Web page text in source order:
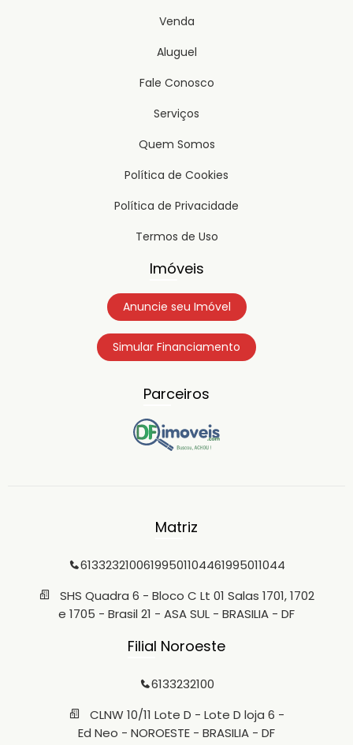
Venda
Aluguel
Fale Conosco
Serviços
Quem Somos
Política de Cookies
Política de Privacidade
Termos de Uso
Imóveis
Anuncie seu Imóvel
Simular Financiamento
Parceiros
Matriz
61332321006199501104461995011044
SHS Quadra 6 - Bloco C Lt 01 Salas 1701, 1702
e 1705 - Brasil 21 - ASA SUL - BRASILIA - DF
Filial Noroeste
6133232100
CLNW 10/11 Lote D - Lote D loja 6 -
Ed Neo - NOROESTE - BRASILIA - DF